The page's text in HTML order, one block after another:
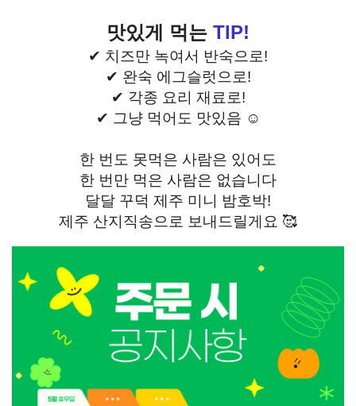
맛있게 먹는 TIP!
✔ 치즈만 녹여서 반숙으로!
✔ 완숙 에그슬럿으로!
✔ 각종 요리 재료로!
✔ 그냥 먹어도 맛있음 ☺
한 번도 못먹은 사람은 있어도
한 번만 먹은 사람은 없습니다
달달 꾸덕 제주 미니 밤호박!
제주 산지직송으로 보내드릴게요 🥰